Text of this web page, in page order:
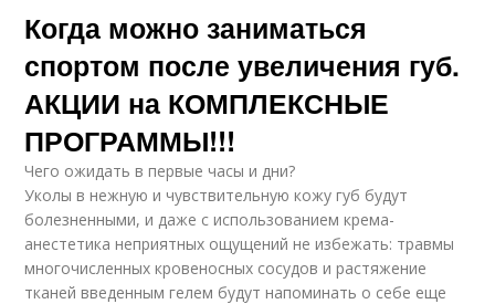
Когда можно заниматься
спортом после увеличения губ.
АКЦИИ на КОМПЛЕКСНЫЕ
ПРОГРАММЫ!!!
Чего ожидать в первые часы и дни?
Уколы в нежную и чувствительную кожу губ будут
болезненными, и даже с использованием крема-
анестетика неприятных ощущений не избежать: травмы
многочисленных кровеносных сосудов и растяжение
тканей введенным гелем будут напоминать о себе еще